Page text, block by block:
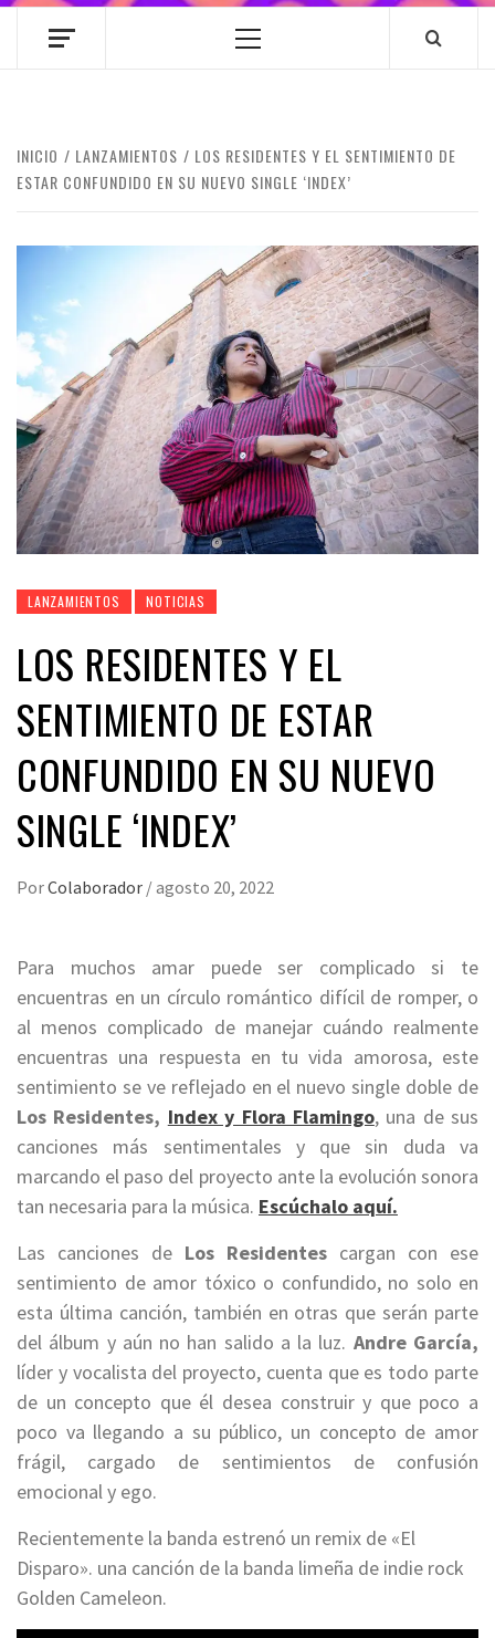
Menú
INICIO LANZAMIENTOS
LOS RESIDENTES Y EL SENTIMIENTO DE
ESTAR CONFUNDIDO EN SU NUEVO SINGLE ‘INDEX’
LANZAMIENTOS NOTICIAS
LOS RESIDENTES Y EL
SENTIMIENTO DE ESTAR
CONFUNDIDO EN SU NUEVO
SINGLE ‘INDEX’
PorColaborador /agosto 20, 2022
Para muchos amar puede ser complicado si te
encuentras en un círculo romántico difícil de romper, o
al menos complicado de manejar cuándo realmente
encuentras una respuesta en tu vida amorosa, este
sentimiento se ve reflejado en el nuevo single doble de
Los Residentes, Index y Flora Flamingo, una de sus
canciones más sentimentales y que sin duda va
marcando el paso del proyecto ante la evolución sonora
tan necesaria para la música. Escúchalo aquí.
Las canciones de Los Residentes cargan con ese
sentimiento de amor tóxico o confundido, no solo en
esta última canción, también en otras que serán parte
del álbum y aún no han salido a la luz. Andre García,
líder y vocalista del proyecto, cuenta que es todo parte
de un concepto que él desea construir y que poco a
poco va llegando a su público, un concepto de amor
frágil, cargado de sentimientos de confusión
emocional y ego.
Recientemente la banda estrenó un remix de «El
Disparo». una canción de la banda limeña de indie rock
Golden Cameleon.